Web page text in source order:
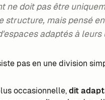
ne doit pas être
structure, mais pensé
adaptés à leurs
pas en une division
occasionnelle,dit